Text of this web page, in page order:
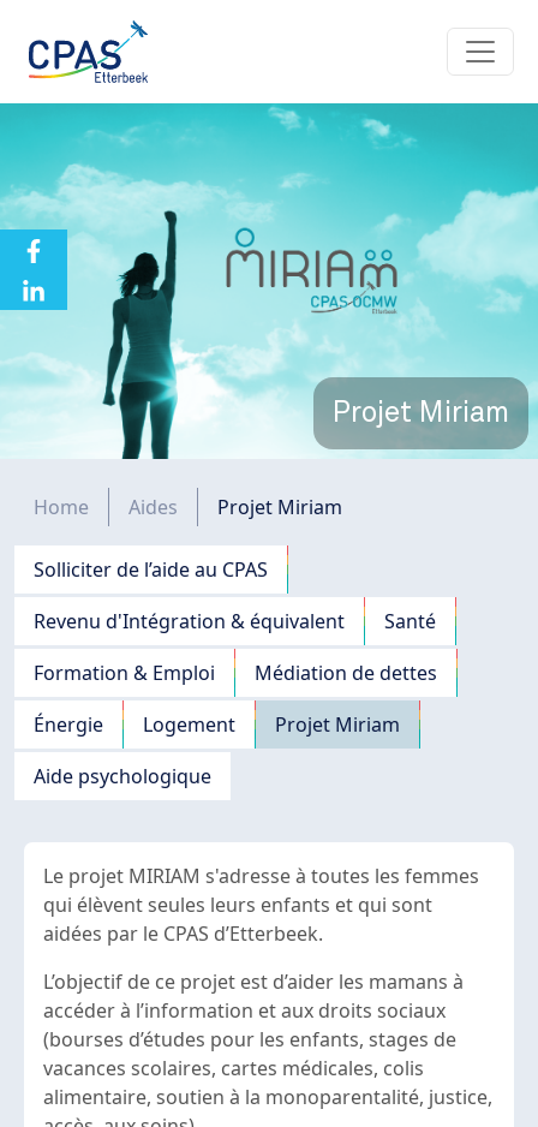
Projet Miriam
Fil d'Ariane
Home Aides Projet Miriam
Navigation principale
Solliciter de l’aide au CPAS
Revenu d'Intégration & équivalent
Santé
Formation & Emploi
Médiation de dettes
Énergie
Logement
Projet Miriam
Aide psychologique
Le projet MIRIAM s'adresse à toutes les femmes
qui élèvent seules leurs enfants et qui sont
aidées par le CPAS d’Etterbeek.
L’objectif de ce projet est d’aider les mamans à
accéder à l’information et aux droits sociaux
(bourses d’études pour les enfants, stages de
vacances scolaires, cartes médicales, colis
alimentaire, soutien à la monoparentalité, justice,